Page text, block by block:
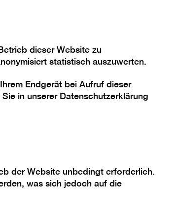
Berlinische Galerie
dieser Website zu
statistisch auszuwerten.
Endgerät bei Aufruf dieser
in unserer Datenschutzerklärung
der Website unbedingt erforderlich.
was sich jedoch auf die